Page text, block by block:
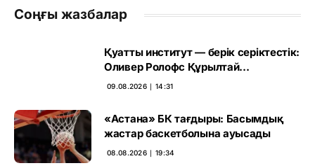
Соңғы жазбалар
Қуатты институт — берік серіктестік:
Оливер Ролофс Құрылтай
сайлауының маңызын бағалады
09.08.2026 ∣ 14:31
«Астана» БК тағдыры: Басымдық
жастар баскетболына ауысады
08.08.2026 ∣ 19:34